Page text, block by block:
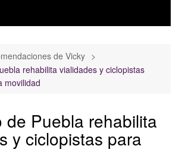
de Vicky
rehabilita vialidades y ciclopistas
movilidad
de Puebla rehabilita
y ciclopistas para